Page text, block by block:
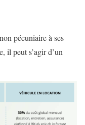
pécuniaire à ses
il peut s’agir d’un